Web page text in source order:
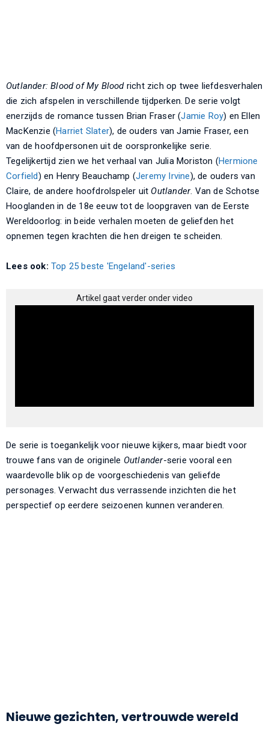
Outlander: Blood of My Bloodricht zich op twee liefdesverhalen
die zich afspelen in verschillende tijdperken. De serie volgt
enerzijds de romance tussen Brian Fraser (Jamie Roy) en Ellen
MacKenzie (Harriet Slater), de ouders van Jamie Fraser, een
van de hoofdpersonen uit de oorspronkelijke serie.
Tegelijkertijd zien we het verhaal van Julia Moriston (Hermione
Corfield) en Henry Beauchamp (Jeremy Irvine), de ouders van
Claire, de andere hoofdrolspeler uit Outlander. Van de Schotse
Hooglanden in de 18e eeuw tot de loopgraven van de Eerste
Wereldoorlog: in beide verhalen moeten de geliefden het
opnemen tegen krachten die hen dreigen te scheiden.
Lees ook: Top 25 beste 'Engeland'-series
Artikel gaat verder onder video
De serie is toegankelijk voor nieuwe kijkers, maar biedt voor
trouwe fans van de originele Outlander-serie vooral een
waardevolle blik op de voorgeschiedenis van geliefde
personages. Verwacht dus verrassende inzichten die het
perspectief op eerdere seizoenen kunnen veranderen.
Nieuwe gezichten, vertrouwde wereld